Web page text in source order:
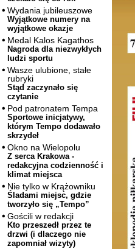
Wydania jubileuszowe
Wyjątkowe numery na
wyjątkowe okazje
Medal Kalos Kagathos
Nagroda dla niezwykłych
ludzi sportu
Wasze ulubione, stałe
rubryki
Stąd zaczynało się
czytanie
Pod patronatem Tempa
Sportowe inicjatywy,
którym Tempo dodawało
skrzydeł
Okno na Wielopolu
Z serca Krakowa -
redakcyjna codzienność i
klimat miejsca
Nie tylko w Krążowniku
Śladami miejsc, gdzie
tworzyło się „Tempo”
Gościli w redakcji
Kto przeszedł przez te
drzwi (i dlaczego nie
zapomniał wizyty)